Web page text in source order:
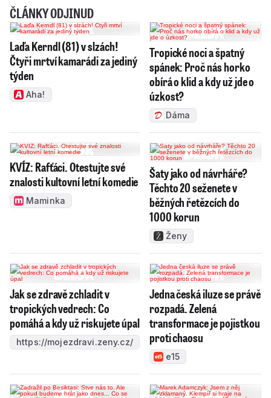
ČLÁNKY ODJINUD
Laďa Kerndl (81) v slzách!
Čtyři mrtví kamarádi za jediný
týden
Aha!
Tropické noci a špatný
spánek: Proč nás horko
obírá o klid a kdy už jde o
úzkost?
Dáma
KVÍZ: Rafťáci. Otestujte své
znalosti kultovní letní komedie
Maminka
Šaty jako od návrháře?
Těchto 20 seženete v
běžných řetězcích do
1000 korun
Ženy
Jak se zdravě zchladit v
tropických vedrech: Co
pomáhá a kdy už riskujete úpal
https://mojezdravi.zeny.cz/
Jedna česká iluze se právě
rozpadá. Zelená
transformace je pojistkou
proti chaosu
e15